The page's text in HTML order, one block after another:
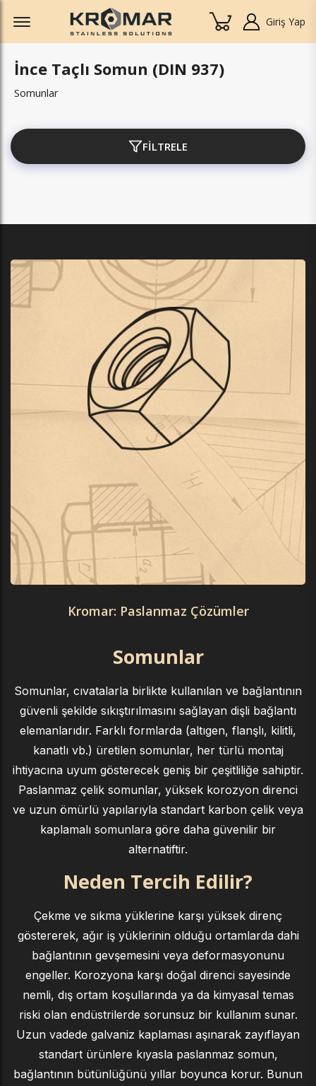
Offcanvas Menu Open
Giriş Yap
İnce Taçlı Somun (DIN 937)
Somunlar
FİLTRELE
Kromar: Paslanmaz Çözümler
Somunlar
Somunlar, cıvatalarla birlikte kullanılan ve bağlantının
güvenli şekilde sıkıştırılmasını sağlayan dişli bağlantı
elemanlarıdır. Farklı formlarda (altıgen, flanşlı, kilitli,
kanatlı vb.) üretilen somunlar, her türlü montaj
ihtiyacına uyum gösterecek geniş bir çeşitliliğe sahiptir.
Paslanmaz çelik somunlar, yüksek korozyon direnci
ve uzun ömürlü yapılarıyla standart karbon çelik veya
kaplamalı somunlara göre daha güvenilir bir
alternatiftir.
Neden Tercih Edilir?
Çekme ve sıkma yüklerine karşı yüksek direnç
göstererek, ağır iş yüklerinin olduğu ortamlarda dahi
bağlantının gevşemesini veya deformasyonunu
engeller. Korozyona karşı doğal direnci sayesinde
nemli, dış ortam koşullarında ya da kimyasal temas
riski olan endüstrilerde sorunsuz bir kullanım sunar.
Uzun vadede galvaniz kaplaması aşınarak zayıflayan
standart ürünlere kıyasla paslanmaz somun,
bağlantının bütünlüğünü yıllar boyunca korur. Bunun